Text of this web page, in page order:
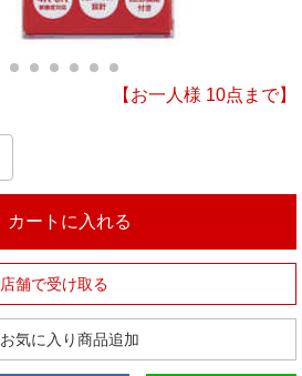
【お一人様 10点まで】
カートに入れる
店舗で受け取る
お気に入り商品追加